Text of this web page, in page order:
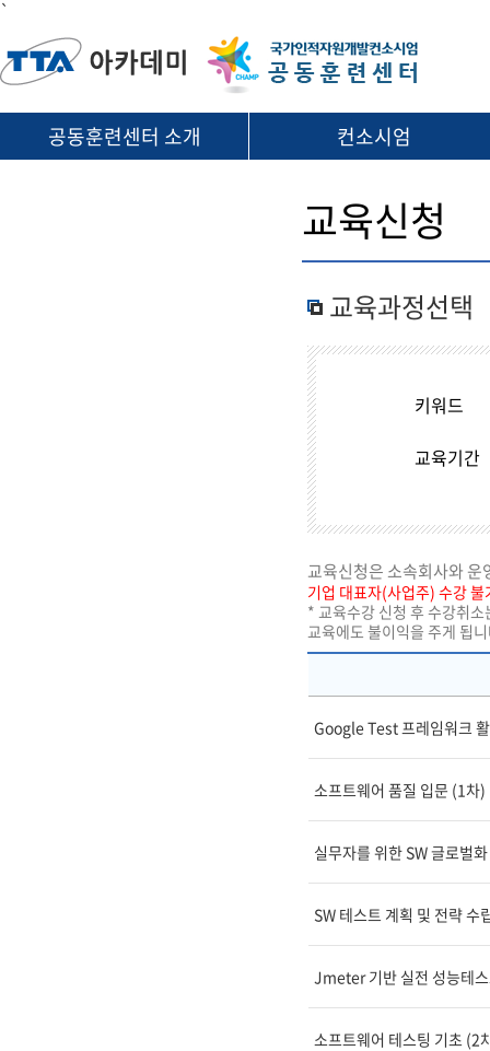
`
공동훈련센터 소개 컨소시엄
교육신청
교육과정선택
키워드
교육기간
교육신청은 소속회사와
기업 대표자(사업주) 수강 불
* 교육수강 신청 후 수강취
교육에도 불이익을 주게 됩
Google Test 프레임워크
소프트웨어 품질 입문 (1차)
실무자를 위한 SW 글로벌
SW 테스트 계획 및 전략 수
Jmeter 기반 실전 성능테
소프트웨어 테스팅 기초 (2